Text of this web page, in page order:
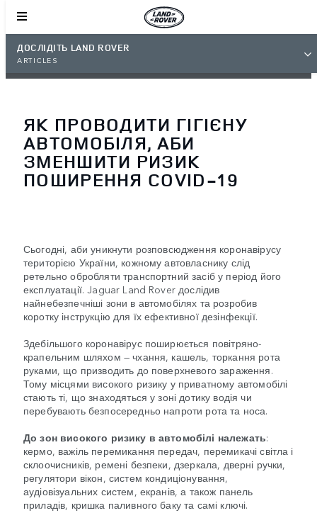
ДОСЛІДІТЬ LAND ROVER
ARTICLES
ЯК ПРОВОДИТИ ГІГІЄНУ
АВТОМОБІЛЯ, АБИ
ЗМЕНШИТИ РИЗИК
ПОШИРЕННЯ COVID-19
Сьогодні, аби уникнути розповсюдження коронавірусу
територією України, кожному автовласнику слід
ретельно обробляти транспортний засіб у період його
експлуатації. Jaguar Land Rover дослідив
найнебезпечніші зони в автомобілях та розробив
коротку інструкцію для їх ефективної дезінфекції.
Здебільшого коронавірус поширюється повітряно-
крапельним шляхом — чхання, кашель, торкання рота
руками, що призводить до поверхневого зараження.
Тому місцями високого ризику у приватному автомобілі
стають ті, що знаходяться у зоні дотику водія чи
перебувають безпосередньо напроти рота та носа.
До зон високого ризику в автомобілі належать:
кермо, важіль перемикання передач, перемикачі світла і
склоочисників, ремені безпеки, дзеркала, дверні ручки,
регулятори вікон, систем кондиціонування,
аудіовізуальних систем, екранів, а також панель
приладів, кришка паливного баку та самі ключі.